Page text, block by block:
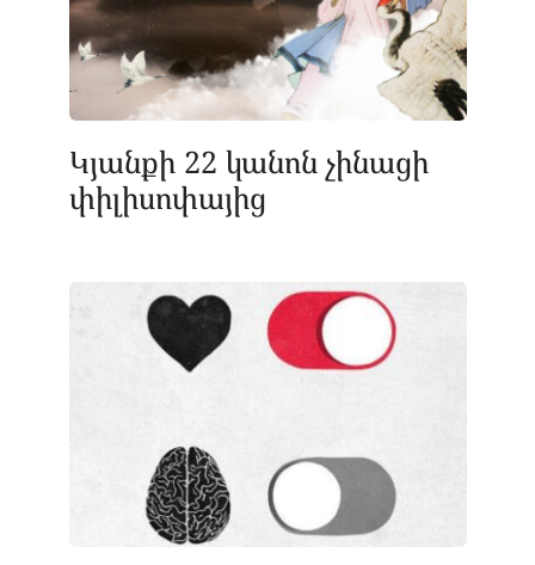
Կյանքի 22 կանոն չինացի
փիլիսոփայից